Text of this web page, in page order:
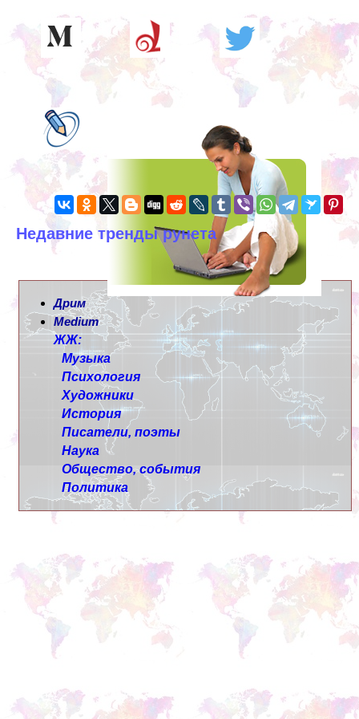
Недавние тренды рунета
Дрим
Medium
ЖЖ:
Музыка
Психология
Художники
История
Писатели, поэты
Наука
Общество, события
Политика